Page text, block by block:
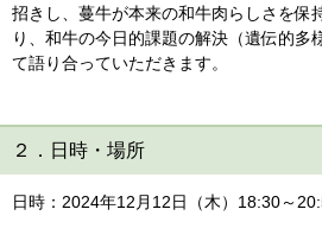
招きし、蔓牛が本来の和牛肉らしさを保
り、和牛の今日的課題の解決（遺伝的
て語り合っていただきます。
２．日時・場所
日時：2024年12月12日（木）18:30～